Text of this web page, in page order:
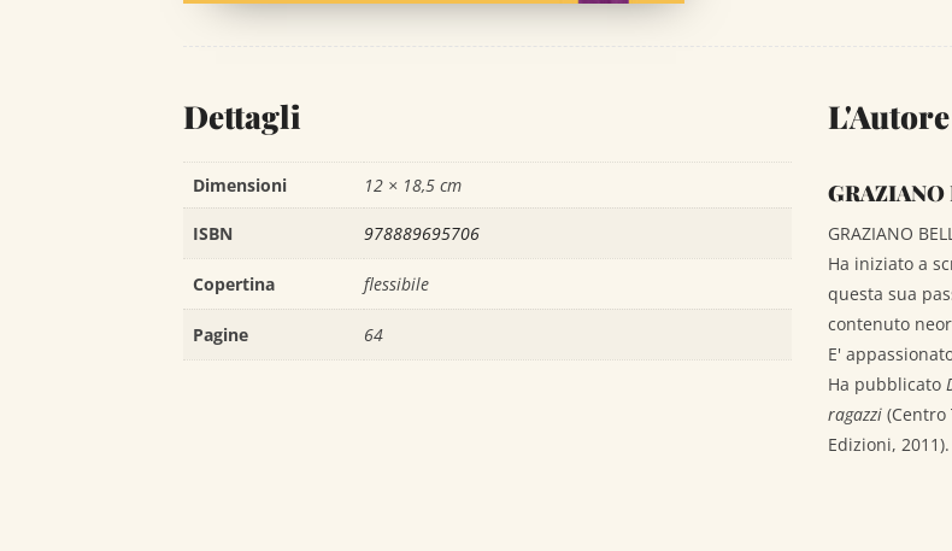
Dettagli
Dimensioni 12 × 18,5 cm
ISBN 978889695706
Copertina flessibile
Pagine 64
L'Autore
GRAZIANO
Ha iniziato a
questa sua
contenuto
E'
Ha pubblicato
ragazzi (Centro
Edizioni, 2011).